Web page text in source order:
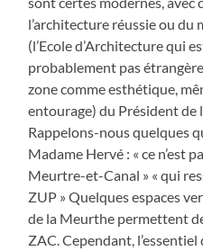
l’architecture réussie ou
(l’Ecole d’Architecture qui
probablement pas
zone comme esthétique,
entourage) du Président de
Rappelons-nous quelques
Madame Hervé : « ce n’est
Meurtre-et-Canal » « qui
ZUP » Quelques espaces
de la Meurthe permettent
ZAC. Cependant,